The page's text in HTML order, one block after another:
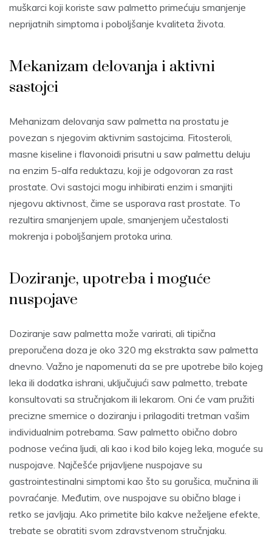
muškarci koji koriste saw palmetto primećuju smanjenje
neprijatnih simptoma i poboljšanje kvaliteta života.
Mekanizam delovanja i aktivni
sastojci
Mehanizam delovanja saw palmetta na prostatu je
povezan s njegovim aktivnim sastojcima. Fitosteroli,
masne kiseline i flavonoidi prisutni u saw palmettu deluju
na enzim 5-alfa reduktazu, koji je odgovoran za rast
prostate. Ovi sastojci mogu inhibirati enzim i smanjiti
njegovu aktivnost, čime se usporava rast prostate. To
rezultira smanjenjem upale, smanjenjem učestalosti
mokrenja i poboljšanjem protoka urina.
Doziranje, upotreba i moguće
nuspojave
Doziranje saw palmetta može varirati, ali tipična
preporučena doza je oko 320 mg ekstrakta saw palmetta
dnevno. Važno je napomenuti da se pre upotrebe bilo kojeg
leka ili dodatka ishrani, uključujući saw palmetto, trebate
konsultovati sa stručnjakom ili lekarom. Oni će vam pružiti
precizne smernice o doziranju i prilagoditi tretman vašim
individualnim potrebama. Saw palmetto obično dobro
podnose većina ljudi, ali kao i kod bilo kojeg leka, moguće su
nuspojave. Najčešće prijavljene nuspojave su
gastrointestinalni simptomi kao što su gorušica, mučnina ili
povraćanje. Međutim, ove nuspojave su obično blage i
retko se javljaju. Ako primetite bilo kakve neželjene efekte,
trebate se obratiti svom zdravstvenom stručnjaku.